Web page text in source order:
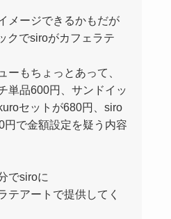
メージできるかもだが
クでsiroがカフェラテ
ーもちょっとあって、
単品600円、サンドイッ
セットが680円、siro
円で金額設定を疑う内容
でsiroに
テアートで提供してく